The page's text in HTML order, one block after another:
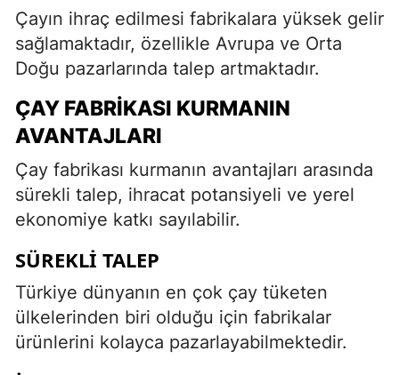
Çayın ihraç edilmesi fabrikalara yüksek gelir
sağlamaktadır, özellikle Avrupa ve Orta
Doğu pazarlarında talep artmaktadır.
ÇAY FABRIKASI KURMANIN
AVANTAJLARI
Çay fabrikası kurmanın avantajları arasında
sürekli talep, ihracat potansiyeli ve yerel
ekonomiye katkı sayılabilir.
SÜREKLI TALEP
Türkiye dünyanın en çok çay tüketen
ülkelerinden biri olduğu için fabrikalar
ürünlerini kolayca pazarlayabilmektedir.